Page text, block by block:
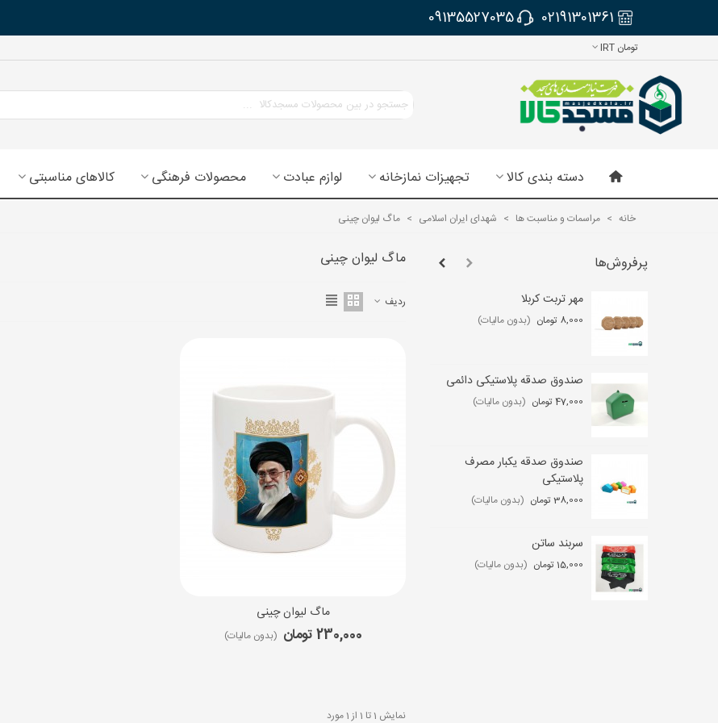
02191301361
09135527035
تومان IRT
دسته بندی کالا تجهیزات نمازخانه لوازم عبادت محصولات فرهنگی کالاهای مناسبتی
خانه > مراسمات و مناسبت ها > شهدای ایران اسلامی > ماگ لیوان چینی
پرفروش‌ها
مهر تربت کربلا
8,000 تومان (بدون مالیات)
صندوق صدقه پلاستیکی دائمی
47,000 تومان (بدون مالیات)
صندوق صدقه یکبار مصرف
پلاستیکی
38,000 تومان (بدون مالیات)
سربند ساتن
15,000 تومان (بدون مالیات)
لوح سه بعدی جشن تکلیف (جشن
عبادت)
(بدون مالیات)
کیسه کفش مسجدی برزنتی
(بدون مالیات)
مگنت غدیری
ماگ لیوان چینی
ردیف
نمایش سریعماگ لیوان چینی
230,000 تومان (بدون مالیات)
نمایش 1 تا 1 از 1 مورد